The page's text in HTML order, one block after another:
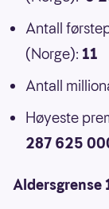
Antall
(Norge): 11
Antall
Høyeste
287 625
Aldersgrense